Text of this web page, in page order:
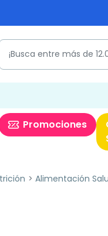
Promociones
Alimentación